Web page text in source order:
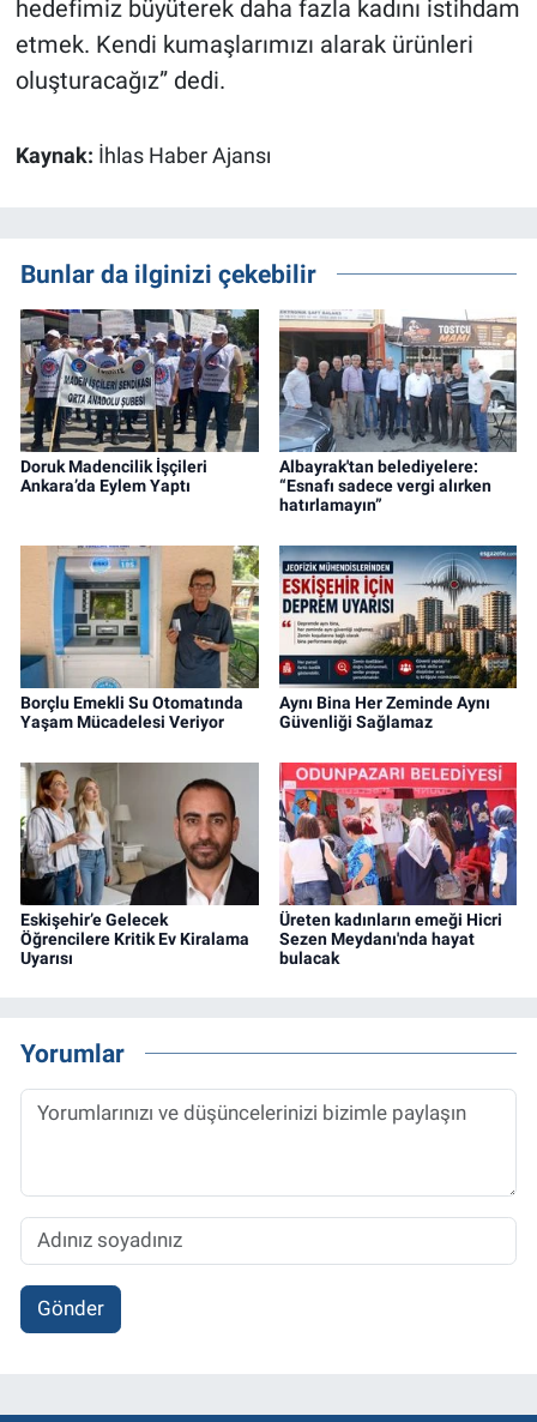
hedefimiz büyüterek daha fazla kadını istihdam
etmek. Kendi kumaşlarımızı alarak ürünleri
oluşturacağız” dedi.
Kaynak: İhlas Haber Ajansı
Bunlar da ilginizi çekebilir
Doruk Madencilik İşçileri
Ankara’da Eylem Yaptı
Albayrak'tan belediyelere:
“Esnafı sadece vergi alırken
hatırlamayın”
Borçlu Emekli Su Otomatında
Yaşam Mücadelesi Veriyor
Aynı Bina Her Zeminde Aynı
Güvenliği Sağlamaz
Eskişehir’e Gelecek
Öğrencilere Kritik Ev Kiralama
Uyarısı
Üreten kadınların emeği Hicri
Sezen Meydanı'nda hayat
bulacak
Yorumlar
Gönder